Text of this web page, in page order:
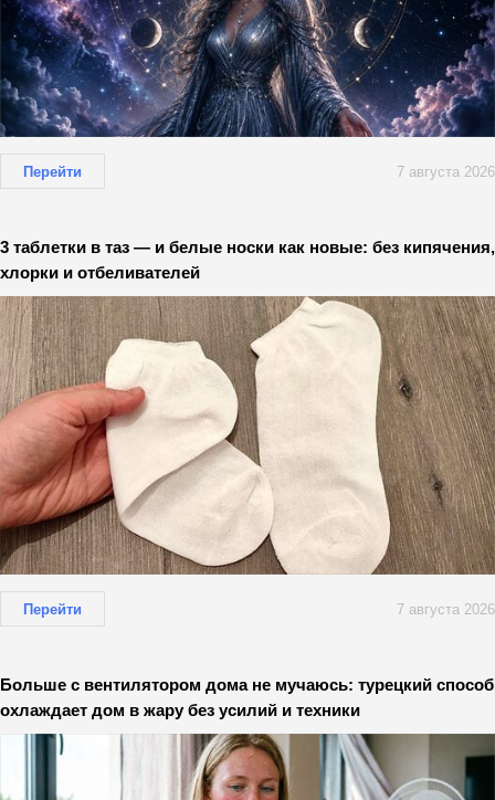
Перейти 7 августа 2026
3 таблетки в таз — и белые носки как новые: без кипячения,
хлорки и отбеливателей
Перейти 7 августа 2026
Больше с вентилятором дома не мучаюсь: турецкий способ
охлаждает дом в жару без усилий и техники